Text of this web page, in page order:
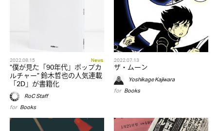
2022.08.15 News
”僕が見た「90年代」ポップカ
ルチャー” 鈴木哲也の人気連載
「2D」が書籍化
RoC Staff
for Books
2022.07.13
ザ・ムーン
Yoshikage Kajiwara
for Books